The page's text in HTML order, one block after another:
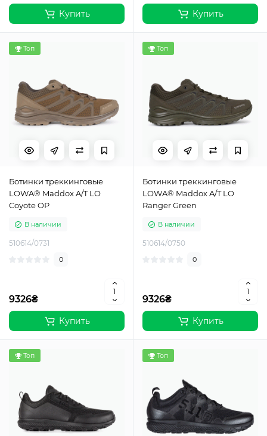
Купить Купить
Топ
Ботинки треккинговые
LOWA® Maddox A/T LO
Coyote OP
В наличии
510614/0731
0
9326₴
Купить
Топ
Ботинки треккинговые
LOWA® Maddox A/T LO
Ranger Green
В наличии
510614/0750
0
9326₴
Купить
Топ Топ